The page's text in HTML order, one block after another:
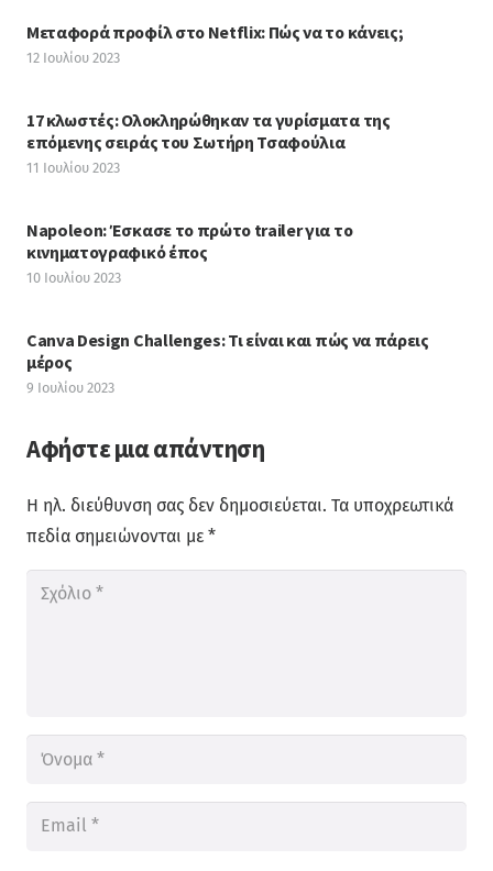
Μεταφορά προφίλ στο Netflix: Πώς να το κάνεις;
12 Ιουλίου 2023
17 κλωστές: Ολοκληρώθηκαν τα γυρίσματα της
επόμενης σειράς του Σωτήρη Τσαφούλια
11 Ιουλίου 2023
Napoleon: Έσκασε το πρώτο trailer για το
κινηματογραφικό έπος
10 Ιουλίου 2023
Canva Design Challenges: Τι είναι και πώς να πάρεις
μέρος
9 Ιουλίου 2023
Αφήστε μια απάντηση
Η ηλ. διεύθυνση σας δεν δημοσιεύεται. Τα υποχρεωτικά
πεδία σημειώνονται με *